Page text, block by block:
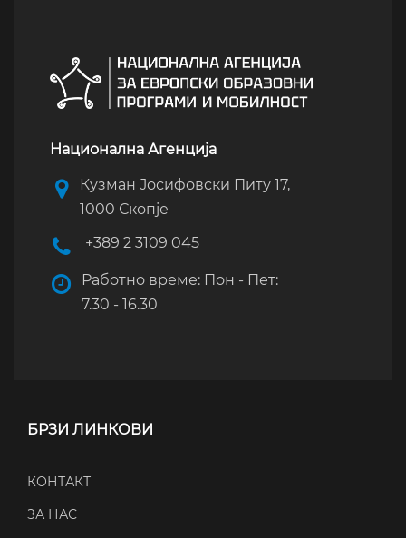
Национална Агенција
Кузман Јосифовски Питу 17,
1000 Скопје
+389 2 3109 045
Работно време: Пон - Пет:
7.30 - 16.30
БРЗИ ЛИНКОВИ
КОНТАКТ
ЗА НАС